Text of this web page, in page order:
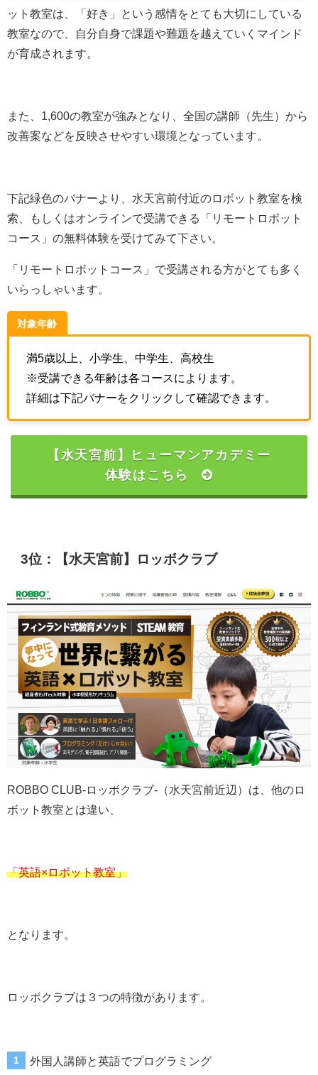
ット教室は、「好き」という感情をとても大切にしている
教室なので、自分自身で課題や難題を越えていくマインド
が育成されます。
また、1,600の教室が強みとなり、全国の講師（先生）から
改善案などを反映させやすい環境となっています。
下記緑色のバナーより、水天宮前付近のロボット教室を検
索、もしくはオンラインで受講できる「リモートロボット
コース」の無料体験を受けてみて下さい。
「リモートロボットコース」で受講される方がとても多く
いらっしゃいます。
対象年齢
満5歳以上、小学生、中学生、高校生
※受講できる年齢は各コースによります。
詳細は下記バナーをクリックして確認できます。
【水天宮前】ヒューマンアカデミー
体験はこちら
3位：【水天宮前】ロッボクラブ
ROBBO CLUB-ロッボクラブ-（水天宮前近辺）は、他のロ
ボット教室とは違い、
「英語×ロボット教室」
となります。
ロッボクラブは３つの特徴があります。
外国人講師と英語でプログラミング